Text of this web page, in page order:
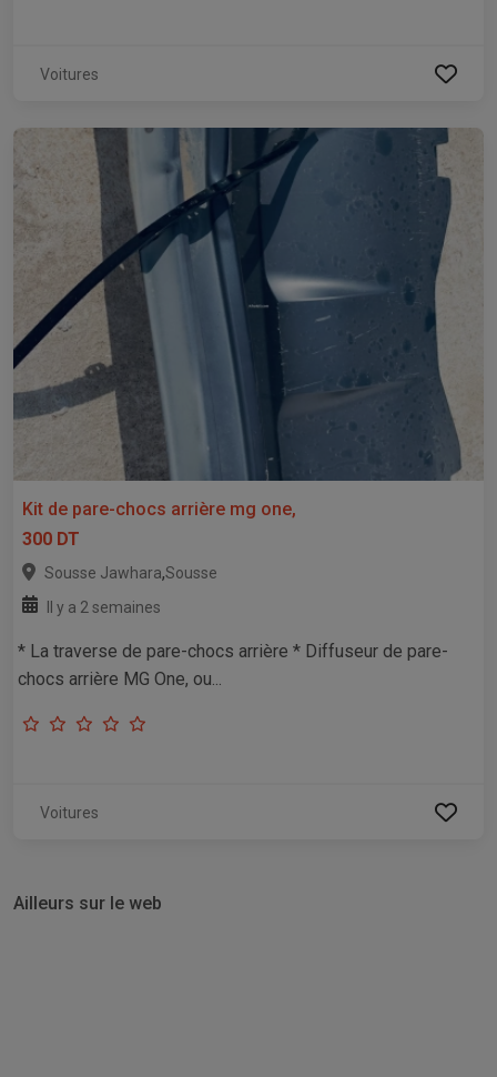
Voitures
Kit de pare-chocs arrière mg one,
300 DT
Sousse Jawhara,Sousse
Il y a 2 semaines
* La traverse de pare-chocs arrière * Diffuseur de pare-
chocs arrière MG One, ou...
Voitures
Ailleurs sur le web